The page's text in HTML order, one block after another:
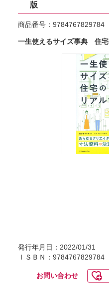
版
商品番号： 9784767829784
一生使えるサイズ事典 住
発行年月日：2022/01/31
ＩＳＢＮ：9784767829784
お問い合わせ